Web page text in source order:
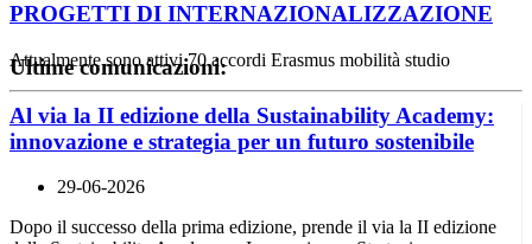
PROGETTI DI INTERNAZIONALIZZAZIONE
Attualmente sono attivi 70 accordi Erasmus mobilità studio
Ultime comunicazioni:
Al via la II edizione della Sustainability Academy:
innovazione e strategia per un futuro sostenibile
29-06-2026
Dopo il successo della prima edizione, prende il via la II edizione